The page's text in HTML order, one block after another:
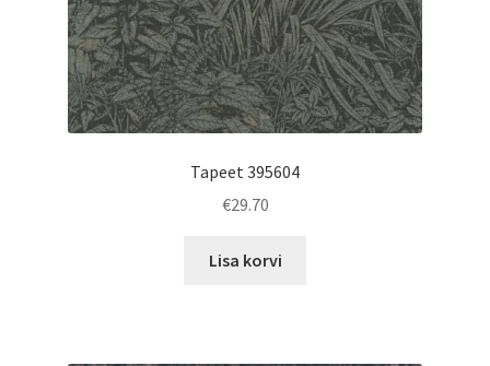
Tapeet 395604
€29.70
Lisa korvi